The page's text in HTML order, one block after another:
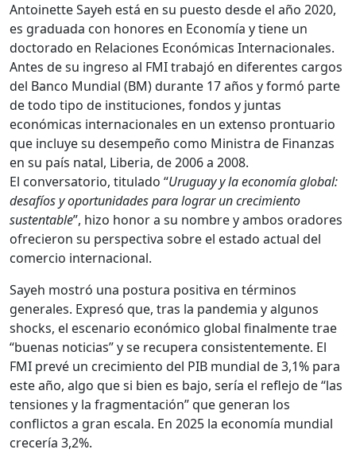
Antoinette Sayeh está en su puesto desde el año 2020,
es graduada con honores en Economía y tiene un
doctorado en Relaciones Económicas Internacionales.
Antes de su ingreso al FMI trabajó en diferentes cargos
del Banco Mundial (BM) durante 17 años y formó parte
de todo tipo de instituciones, fondos y juntas
económicas internacionales en un extenso prontuario
que incluye su desempeño como Ministra de Finanzas
en su país natal, Liberia, de 2006 a 2008.
El conversatorio, titulado “Uruguay y la economía global:
desafíos y oportunidades para lograr un crecimiento
sustentable”, hizo honor a su nombre y ambos oradores
ofrecieron su perspectiva sobre el estado actual del
comercio internacional.
Sayeh mostró una postura positiva en términos
generales. Expresó que, tras la pandemia y algunos
shocks, el escenario económico global finalmente trae
“buenas noticias” y se recupera consistentemente. El
FMI prevé un crecimiento del PIB mundial de 3,1% para
este año, algo que si bien es bajo, sería el reflejo de “las
tensiones y la fragmentación” que generan los
conflictos a gran escala. En 2025 la economía mundial
crecería 3,2%.